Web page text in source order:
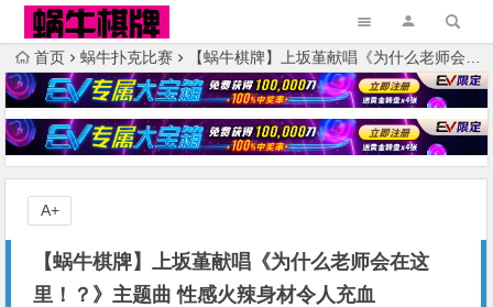
首页 蜗牛扑克比赛 【蜗牛棋牌】上坂堇献唱《为什么老师会在这里！？》主题曲 性感火辣身材令人充血
【蜗牛棋牌】上坂堇献唱《为什么老师会在这
里！？》主题曲 性感火辣身材令人充血
A+